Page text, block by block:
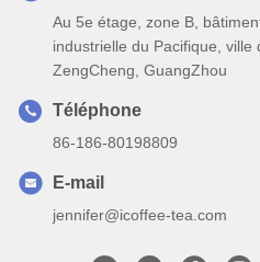
Au 5e étage, zone B,
industrielle du Pacifique, ville
ZengCheng, GuangZhou
Téléphone
86-186-80198809
E-mail
jennifer@icoffee-tea.com